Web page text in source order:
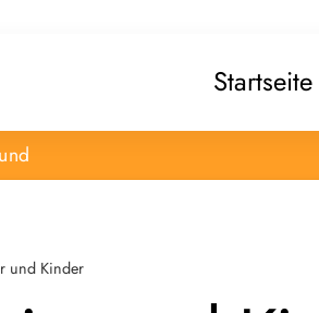
Startseite
und Kinder